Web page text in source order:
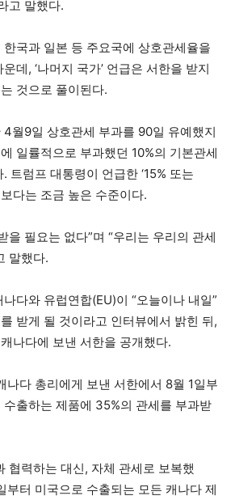
고 말했다.
국과 일본 등 주요국에 상호관세율을
데, ‘나머지 국가’ 언급은 서한을 받지
것으로 풀이된다.
월9일 상호관세 부과를 90일 유예했지
일률적으로 부과했던 10%의 기본관세
트럼프 대통령이 언급한 ‘15% 또는
다는 조금 높은 수준이다.
을 필요는 없다”며 “우리는 우리의 관세
말했다.
다와 유럽연합(EU)이 “오늘이나 내일”
받게 될 것이라고 인터뷰에서 밝힌 뒤,
나다에 보낸 서한을 공개했다.
나다 총리에게 보낸 서한에서 8월 1일부
출하는 제품에 35%의 관세를 부과받
협력하는 대신, 자체 관세로 보복했
부터 미국으로 수출되는 모든 캐나다 제